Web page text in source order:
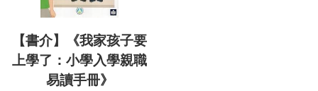
【書介】《我家孩子要
上學了：小學入學親職
易讀手冊》